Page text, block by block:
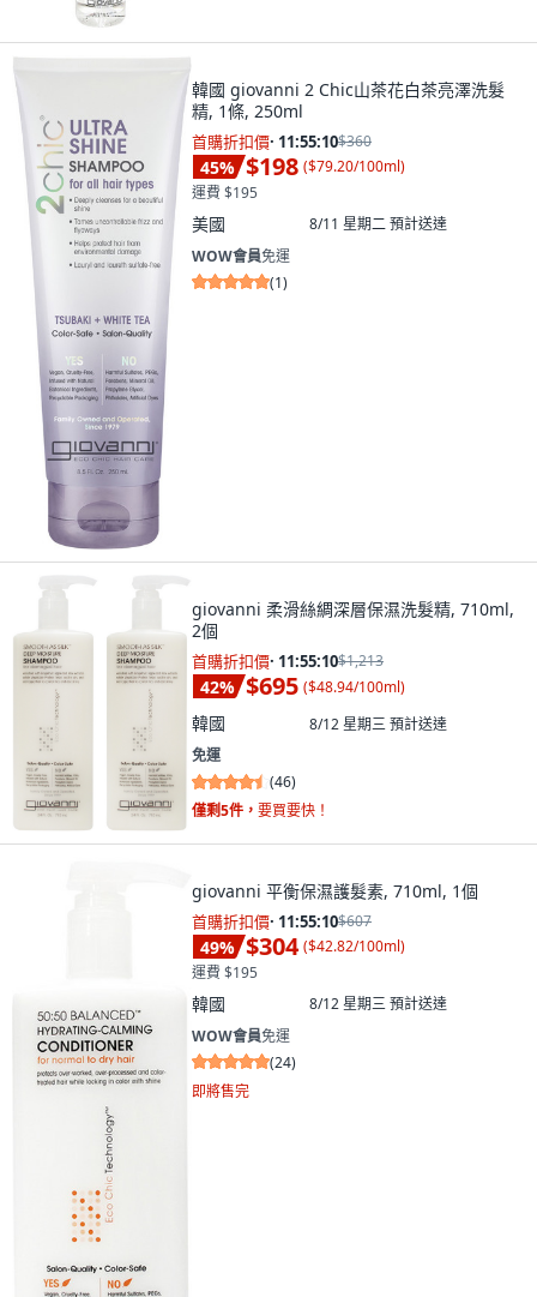
韓國 giovanni 2 Chic山茶花白茶亮澤洗髮
精, 1條, 250ml
首購折扣價· 11:55:08$360
45% $198 ($79.20/100ml)
運費 $195
美國 8/11 星期二預計送達
WOW會員免運
(1)
giovanni 柔滑絲綢深層保濕洗髮精, 710ml,
2個
首購折扣價· 11:55:08$1,213
42% $695 ($48.94/100ml)
韓國 8/12 星期三預計送達
免運
(46)
僅剩5件， 要買要快！
giovanni 平衡保濕護髮素, 710ml, 1個
首購折扣價· 11:55:08$607
49% $304 ($42.82/100ml)
運費 $195
韓國 8/12 星期三預計送達
WOW會員免運
(24)
即將售完